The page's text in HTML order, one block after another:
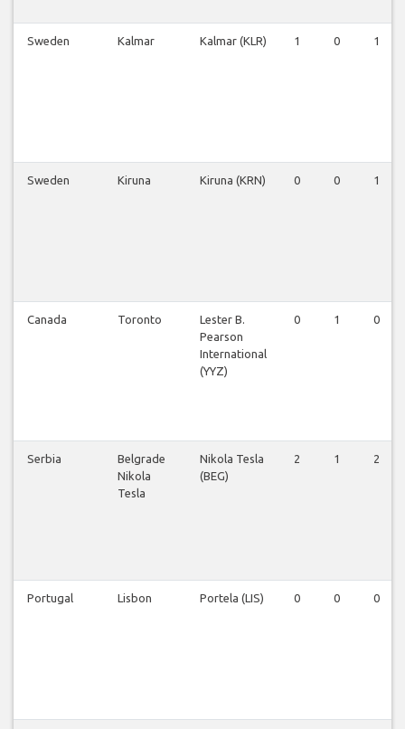
Sweden Kalmar Kalmar (KLR) 1 0 1
Sweden Kiruna Kiruna (KRN) 0 0 1
Canada Toronto
Lester B.
Pearson
International
(YYZ)
0 1 0
Serbia
Belgrade
Nikola
Tesla
Nikola Tesla
(BEG)
2 1 2
Portugal Lisbon Portela (LIS) 0 0 0